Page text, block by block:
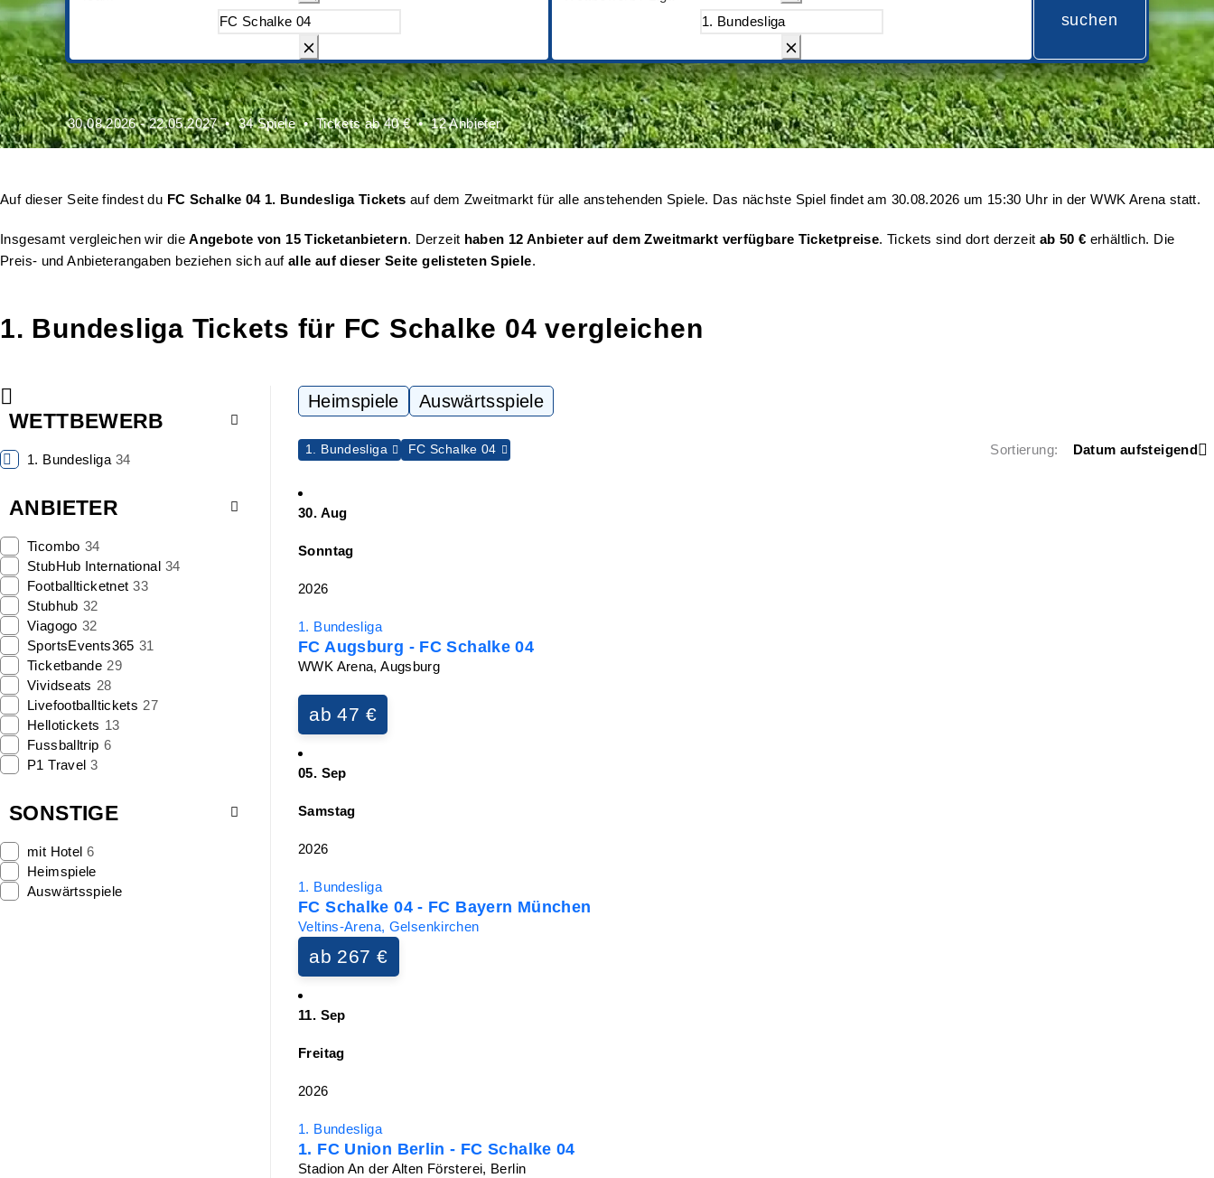
suchen
30.08.2026 - 22.05.2027 34 Spiele Tickets ab 40 € 12 Anbieter
Auf dieser Seite findest du FC Schalke 04 1. Bundesliga Tickets auf dem Zweitmarkt für alle anstehenden Spiele. Das nächste Spiel findet am 30.08.2026 um 15:30 Uhr in der WWK Arena statt.
Insgesamt vergleichen wir dieAngebote von 15 Ticketanbietern. Derzeit haben 12 Anbieter auf dem Zweitmarkt verfügbare Ticketpreise. Tickets sind dort derzeit ab 50 € erhältlich. Die
Preis- und Anbieterangaben beziehen sich auf alle auf dieser Seite gelisteten Spiele.
1. Bundesliga Tickets für FC Schalke 04 vergleichen
WETTBEWERB
1. Bundesliga 34
ANBIETER
Ticombo 34
StubHub International 34
Footballticketnet 33
Stubhub 32
Viagogo 32
SportsEvents365 31
Ticketbande 29
Vividseats 28
Livefootballtickets 27
Hellotickets 13
Fussballtrip 6
P1 Travel 3
SONSTIGE
mit Hotel 6
Heimspiele
Auswärtsspiele
Heimspiele Auswärtsspiele
Sortierung Datum aufsteigend
1. Bundesliga FC Schalke 04
30. Aug
Sonntag
2026
1. Bundesliga
FC Augsburg - FC Schalke 04
WWK Arena, Augsburg
ab 47 €
05. Sep
Samstag
2026
1. Bundesliga
FC Schalke 04 - FC Bayern München
Veltins-Arena, Gelsenkirchen
ab 267 €
11. Sep
Freitag
2026
1. Bundesliga
1. FC Union Berlin - FC Schalke 04
Stadion An der Alten Försterei, Berlin